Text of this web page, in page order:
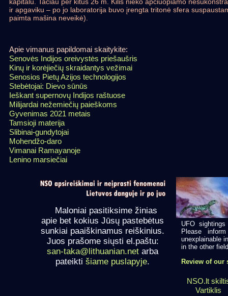
ir apgaviku – po jo laboratorija buvo įrengta tritonė sfera
paimta mašina neveikė).
Apie vimanus papildomai skaitykite:
Senovės Indijos oreivystės priešaušris
Kinų ir korėjiečių skraidantys vežimai
Senosios Pietų Azijos technologijos
Stebėtojai: Dievo sūnūs
Ieškant supernovų Indijos raštuose
Milijardai nežemiečių paieškoms
Gyvenimas 2021 metais
Tamsioji materija
Slibinai-gundytojai
Mohendžo-daro
Vimanai Ramayanoje
Lenino marsiečiai
Maloniai pasitiksime žinias
apie bet kokius Jūsų pastebėtus
sunkiai paaiškinamus reiškinius.
Juos prašome siųsti el.paštu:
san-taka@lithuanian.net arba
pateikti šiame puslapyje.
UFO
Please
unexplainable
in the other
Review of our
NSO.lt
Vartiklis